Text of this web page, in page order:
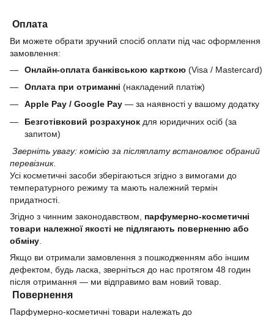
Оплата
Ви можете обрати зручний спосіб оплати під час оформлення
замовлення:
Онлайн-оплата банківською карткою (Visa / Mastercard)
Оплата при отриманні (накладений платіж)
Apple Pay / Google Pay — за наявності у вашому додатку
Безготівковий розрахунок для юридичних осіб (за
запитом)
Зверніть увагу: комісію за післяплату встановлює обраний
перевізник.
Усі косметичні засоби зберігаються згідно з вимогами до
температурного режиму та мають належний термін
придатності.
Згідно з чинним законодавством, парфумерно-косметичні
товари належної якості не підлягають поверненню або
обміну.
Якщо ви отримали замовлення з пошкодженням або іншим
дефектом, будь ласка, зверніться до нас протягом 48 годин
після отримання — ми відправимо вам новий товар.
Повернення
Парфумерно-косметичні товари належать до